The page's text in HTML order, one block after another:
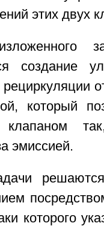
этих двух
создание
который
эмиссией.
которого